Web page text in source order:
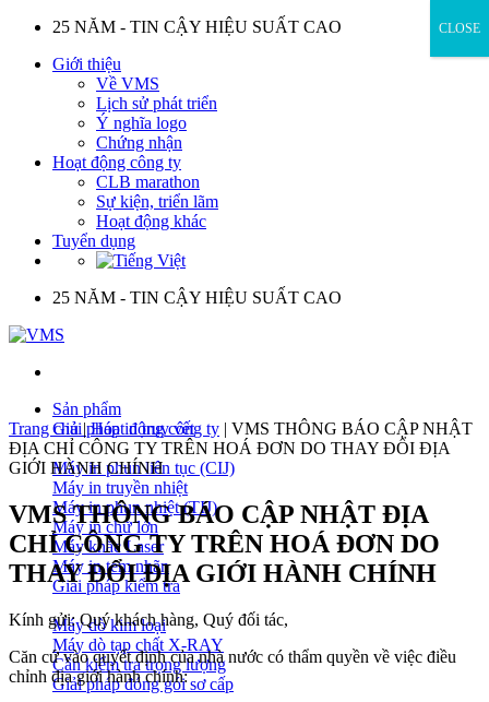
Skip
content
25 NĂM - TIN CẬY HIỆU SUẤT CAO
Giới thiệu
Về VMS
Lịch sử phát triển
Ý nghĩa logo
Chứng nhận
Hoạt động công ty
CLB marathon
Sự kiện, triển lãm
Hoạt động khác
Tuyển dụng
25 NĂM - TIN CẬY HIỆU SUẤT CAO
Sản phẩm
Giải pháp in truy vết
Máy in phun liên tục (CIJ)
Máy in truyền nhiệt
Máy in phun nhiệt (TIJ)
Máy in chữ lớn
Máy khắc Laser
Máy in tem nhãn
Giải pháp kiểm tra
Máy dò kim loại
Máy dò tạp chất X-RAY
Cân kiểm tra trọng lượng
Giải pháp đóng gói sơ cấp
Trang chủ|Hoạt động công ty | VMS THÔNG BÁO CẬP NHẬT
ĐỊA CHỈ CÔNG TY TRÊN HOÁ ĐƠN DO THAY ĐỔI ĐỊA
GIỚI HÀNH CHÍNH
VMS THÔNG BÁO CẬP NHẬT ĐỊA
CHỈ CÔNG TY TRÊN HOÁ ĐƠN DO
THAY ĐỔI ĐỊA GIỚI HÀNH CHÍNH
Kính gửi: Quý khách hàng, Quý đối tác,
Căn cứ vào quyết định của nhà nước có thẩm quyền về việc điều
chỉnh địa giới hành chính:
CLOSE